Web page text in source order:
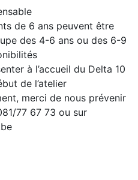
de 6 ans peuvent être
des 4-6 ans ou des 6-9
à l’accueil du Delta 10
de l’atelier
merci de nous prévenir
77 67 73 ou sur